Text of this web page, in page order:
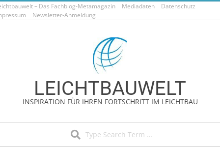
Skip
to
– Das Fachblog-Metamagazin Mediadaten
Datenschutz
Newsletter-Anmeldung
LEICHTBAUWELT
INSPIRATION FÜR IHREN FORTSCHRITT IM LEICHTBAU